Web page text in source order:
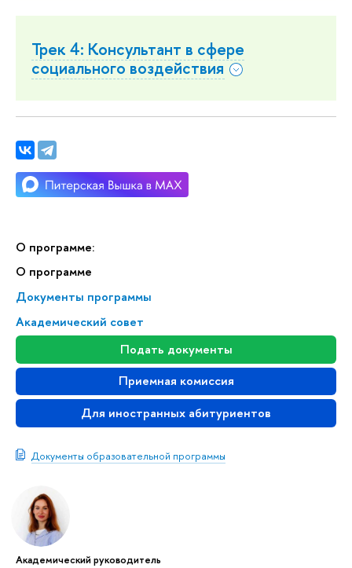
О программе:
О программе
Документы программы
Академический совет
Подать документы
Приемная комиссия
Для иностранных абитуриентов
Документы образовательной программы
Академический руководитель
Трек 4: Консультант в сфере
социального воздействия